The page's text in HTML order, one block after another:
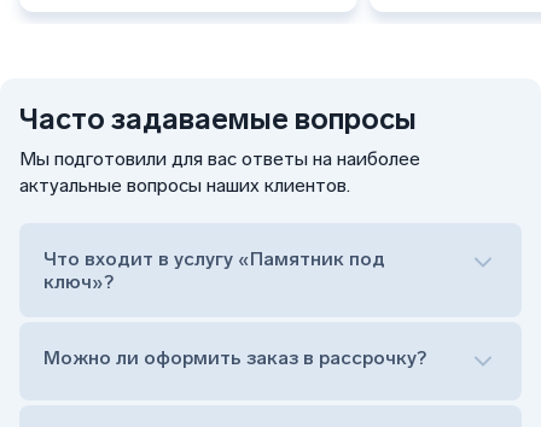
Часто задаваемые вопросы
Мы подготовили для вас ответы на наиболее
актуальные вопросы наших клиентов.
Что входит в услугу «Памятник под
ключ»?
Можно ли оформить заказ в рассрочку?